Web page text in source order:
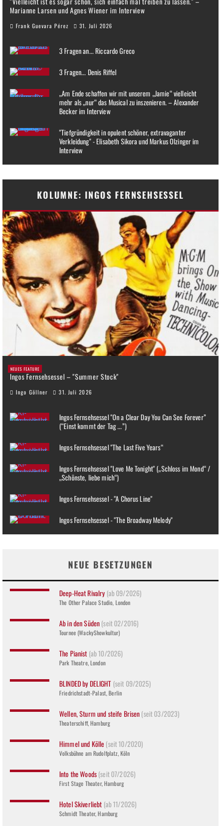
Marianne Larsen und Agnes Wiener im Interview
Frank Guevara Pérez 31. Juli 2026
3 Fragen an... Riccardo Greco
3 Fragen... Denis Riffel
„Am Ende schaffen wir mit unserem „Jamie“ vielleicht
mehr als „nur“ das Musical zu inszenieren. – Alexander
Becker im Interview
"Tiefgründigkeit in opulent schöner, extravaganter
Verkleidung" - Elisabeth Sikora und Markus Olzinger im
Interview
KOLUMNE: INGOS FERNSEHSESSEL
NEUES FEATURE
Ingos Fernsehsessel – "Summer Stock"
Ingo Göllner 31. Juli 2026
Ingos Fernsehsessel "On a Clear Day You Can See Forever”
(“Einst kommt der Tag ...”)
Ingos Fernsehsessel "The Last Five Years“
Ingos Fernsehsessel "Love Me Tonight" („Schloss im Mond“ /
„Schönste, liebe mich“)
Ingos Fernsehsessel - "A Chorus Line"
Ingos Fernsehsessel - "The Broadway Melody"
NEUE BESETZUNGEN
Deep-Heat Rivalry(ab 09/2026)
The Other Palace Studio, London
Ab in den Süden(seit 02/2016)
Tournee (WackyShowkultur)
The Pianist (ab 10/2026)
Park Theatre, London
BLINDED by DELIGHT (seit 09/2025)
Friedrichstadt-Palast, Berlin
Wellen, Sturm und steife Brisen(seit 03/2023)
Theaterschiff, Hamburg
Himmel und Kölle(seit 10/2020)
Volksbühne am Rudolfplatz, Köln
Into the Woods(seit 07/2026)
First Stage Theater, Hamburg
Hotel Skiverliebt (ab 11/2026)
Schmidt Theater, Hamburg